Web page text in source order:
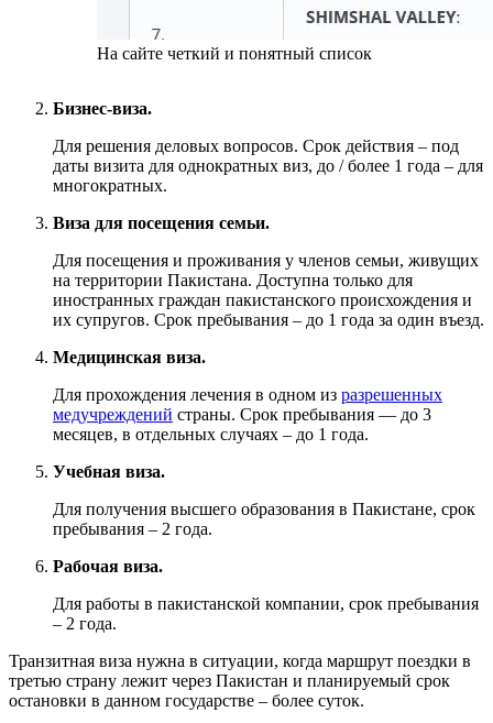
На сайте четкий и понятный список
Бизнес-виза.
Для решения деловых вопросов. Срок действия – под
даты визита для однократных виз, до / более 1 года – для
многократных.
Виза для посещения семьи.
Для посещения и проживания у членов семьи, живущих
на территории Пакистана. Доступна только для
иностранных граждан пакистанского происхождения и
их супругов. Срок пребывания – до 1 года за один въезд.
Медицинская виза.
Для прохождения лечения в одном из разрешенных
медучреждений страны. Срок пребывания — до 3
месяцев, в отдельных случаях – до 1 года.
Учебная виза.
Для получения высшего образования в Пакистане, срок
пребывания – 2 года.
Рабочая виза.
Для работы в пакистанской компании, срок пребывания
– 2 года.
Транзитная виза нужна в ситуации, когда маршрут поездки в
третью страну лежит через Пакистан и планируемый срок
остановки в данном государстве – более суток.